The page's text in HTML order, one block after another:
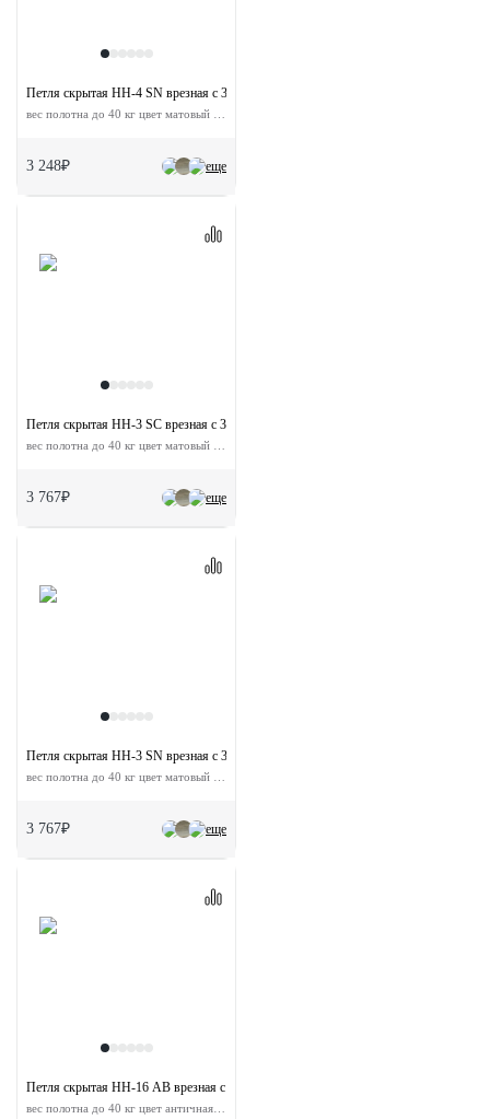
еще
Петля скрытая HH-4 SN врезная с 3D-регулировкой
3 248₽
еще
Петля скрытая HH-3 SC врезная с 3D-регулировкой
3 767₽
еще
Петля скрытая HH-3 SN врезная с 3D-регулировкой
3 767₽
Петля скрытая HH-16 AB врезная с 3D-регулировкой